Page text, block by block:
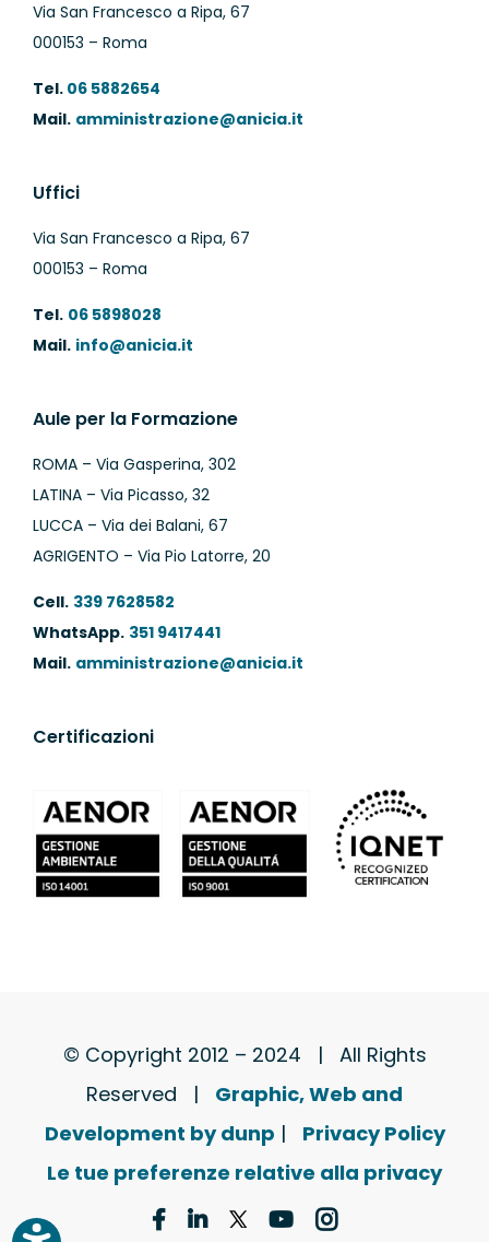
Via San Francesco a Ripa, 67
000153 – Roma
Tel.06 5882654
Mail. amministrazione@anicia.it
Uffici
Via San Francesco a Ripa, 67
000153 – Roma
Tel. 06 5898028
Mail. info@anicia.it
Aule per la Formazione
ROMA – Via Gasperina, 302
LATINA – Via Picasso, 32
LUCCA – Via dei Balani, 67
AGRIGENTO – Via Pio Latorre, 20
Cell. 339 7628582
WhatsApp. 351 9417441
Mail. amministrazione@anicia.it
Certificazioni
© Copyright 2012 – 2024 | All Rights
Reserved | Graphic, Web and
Development by dunp | Privacy Policy
Le tue preferenze relative alla privacy